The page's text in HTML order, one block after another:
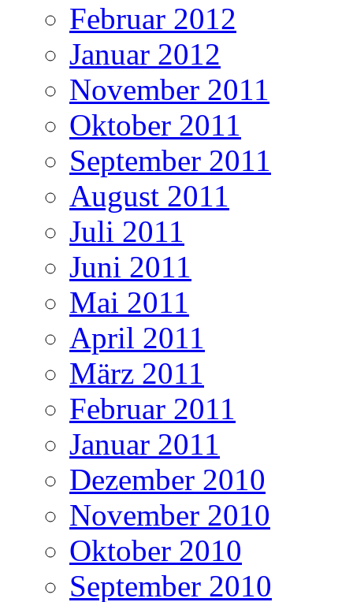
Februar 2012
Januar 2012
November 2011
Oktober 2011
September 2011
August 2011
Juli 2011
Juni 2011
Mai 2011
April 2011
März 2011
Februar 2011
Januar 2011
Dezember 2010
November 2010
Oktober 2010
September 2010